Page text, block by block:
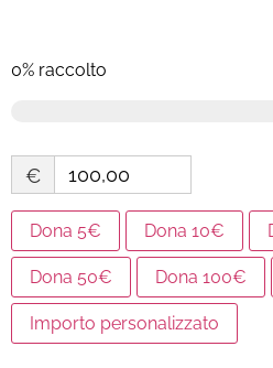
0% raccolto
€
Dona 5€ Dona 10€
Dona 50€ Dona 100€
Importo personalizzato